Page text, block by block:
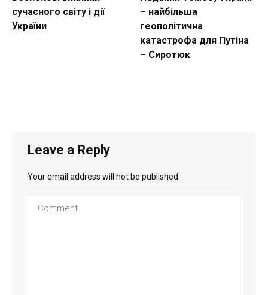
сучасного світу і дії
України
– найбільша
геополітична
катастрофа для Путіна
– Сиротюк
Leave a Reply
Your email address will not be published.